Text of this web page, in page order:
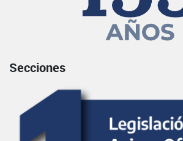
Secciones